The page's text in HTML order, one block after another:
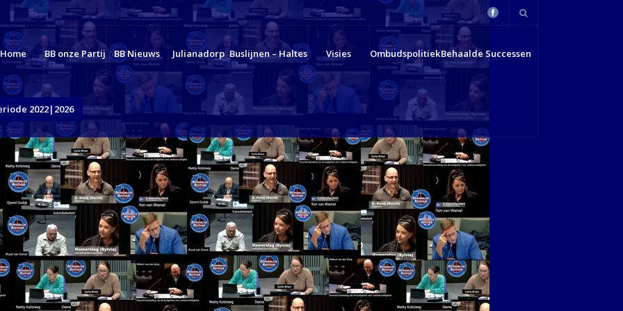
Home BB onze Partij BB Nieuws Julianadorp Buslijnen – Haltes Visies OmbudspolitiekBehaalde Successen
2022|2026